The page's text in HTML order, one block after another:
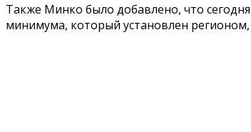
Также Минко было добавлено, что
минимума, который установлен регионом,